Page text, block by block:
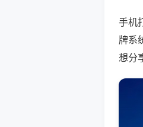
手机
牌系
想分